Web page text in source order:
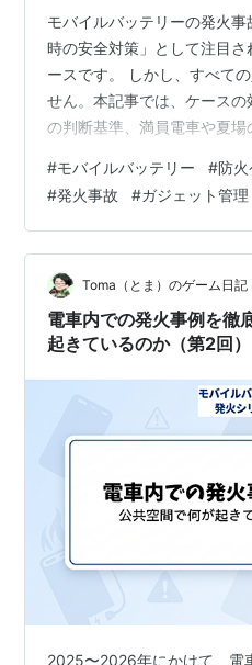
モバイルバッテリーの発火
時の安全対策」として注目
ースです。 しかし、すべて
せん。本記事では、ケース
の判断基準、満員電車や夏場
の封じ込め） ケースが必要
員電車・夏場・大容量モデル
のポイント 防火・防水ケー
期段階で封じ込める” ■ 防水
ート”を防ぐ ■ ケースは「発
ケース使用時と未使用…
#モバイルバッテリー #防火
#発火事故 #ガジェット管理
Toma（とま）のゲーム日記
電車内での発火事例を徹
起きているのか（第2回）
2025〜2026年にかけて、電